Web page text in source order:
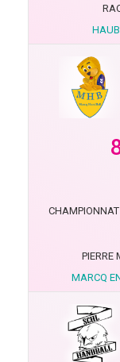
PIERRE
MARCQ